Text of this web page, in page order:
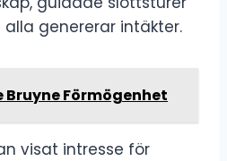
genererar intäkter.
Bruyne Förmögenhet
visat intresse för